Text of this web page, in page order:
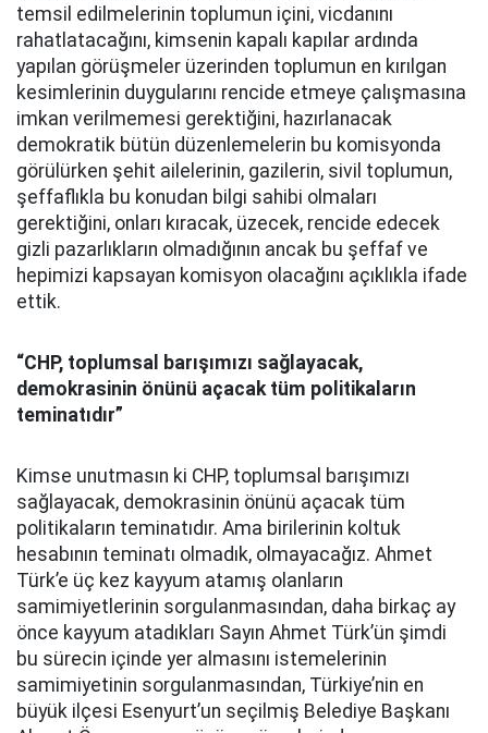
temsil edilmelerinin toplumun içini, vicdanını
rahatlatacağını, kimsenin kapalı kapılar ardında
yapılan görüşmeler üzerinden toplumun en kırılgan
kesimlerinin duygularını rencide etmeye çalışmasına
imkan verilmemesi gerektiğini, hazırlanacak
demokratik bütün düzenlemelerin bu komisyonda
görülürken şehit ailelerinin, gazilerin, sivil toplumun,
şeffaflıkla bu konudan bilgi sahibi olmaları
gerektiğini, onları kıracak, üzecek, rencide edecek
gizli pazarlıkların olmadığının ancak bu şeffaf ve
hepimizi kapsayan komisyon olacağını açıklıkla ifade
ettik.
“CHP, toplumsal barışımızı sağlayacak,
demokrasinin önünü açacak tüm politikaların
teminatıdır”
Kimse unutmasın ki CHP, toplumsal barışımızı
sağlayacak, demokrasinin önünü açacak tüm
politikaların teminatıdır. Ama birilerinin koltuk
hesabının teminatı olmadık, olmayacağız. Ahmet
Türk’e üç kez kayyum atamış olanların
samimiyetlerinin sorgulanmasından, daha birkaç ay
önce kayyum atadıkları Sayın Ahmet Türk’ün şimdi
bu sürecin içinde yer almasını istemelerinin
samimiyetinin sorgulanmasından, Türkiye’nin en
büyük ilçesi Esenyurt’un seçilmiş Belediye Başkanı